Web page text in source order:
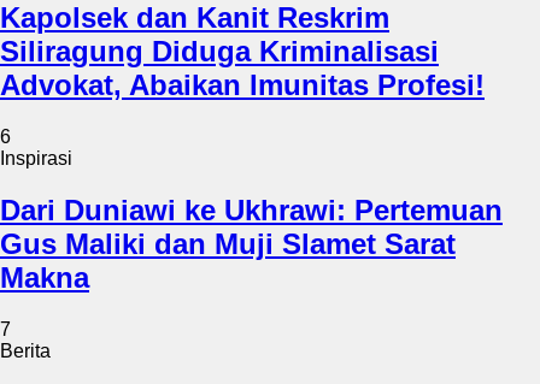
Kapolsek dan Kanit Reskrim
Siliragung Diduga Kriminalisasi
Advokat, Abaikan Imunitas Profesi!
6
Inspirasi
Dari Duniawi ke Ukhrawi: Pertemuan
Gus Maliki dan Muji Slamet Sarat
Makna
7
Berita